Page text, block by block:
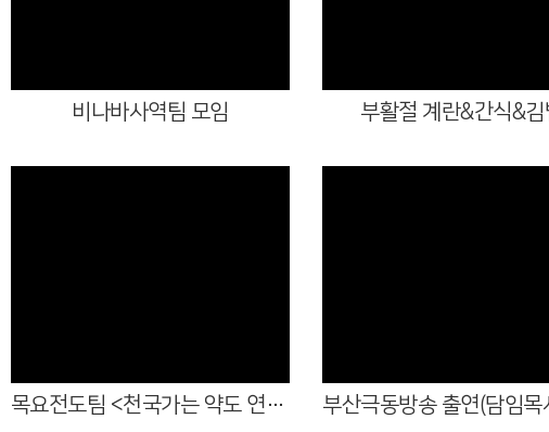
비나바사역팀 모임 부활절 계란&간식&김
목요전도팀 <천국가는 약도 연습>